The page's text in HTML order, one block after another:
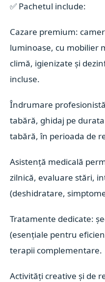
✅ Pachetul include:
Cazare premium:
luminoase, cu mobilier
climă, igienizate și
incluse.
Îndrumare
tabără, ghidaj pe
tabără, în perioada de
Asistență medicală
zilnică, evaluare stări,
(deshidratare,
Tratamente dedicate:
(esențiale pentru
terapii complementare.
Activități creative și de